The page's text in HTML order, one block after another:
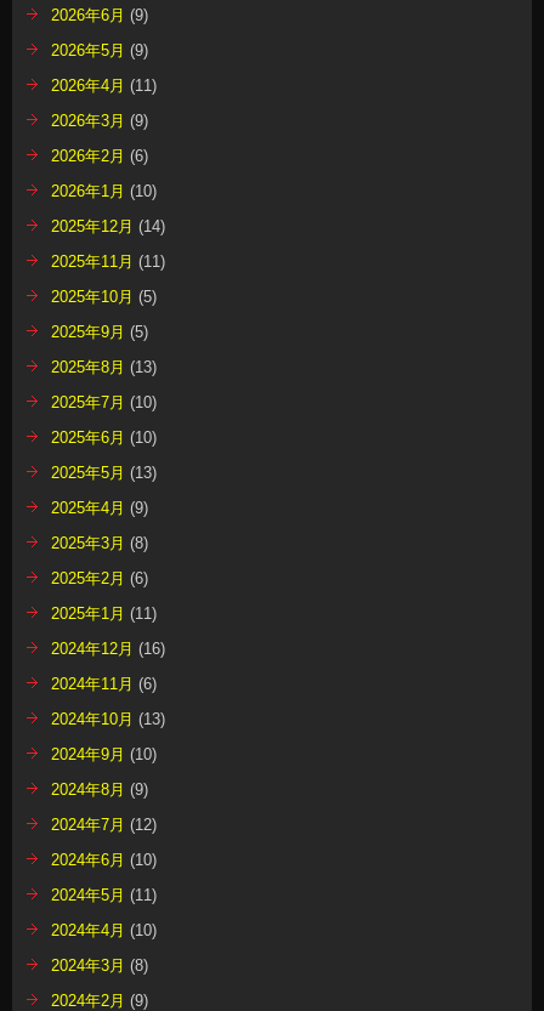
2026年6月 (9)
2026年5月 (9)
2026年4月 (11)
2026年3月 (9)
2026年2月 (6)
2026年1月 (10)
2025年12月 (14)
2025年11月 (11)
2025年10月 (5)
2025年9月 (5)
2025年8月 (13)
2025年7月 (10)
2025年6月 (10)
2025年5月 (13)
2025年4月 (9)
2025年3月 (8)
2025年2月 (6)
2025年1月 (11)
2024年12月 (16)
2024年11月 (6)
2024年10月 (13)
2024年9月 (10)
2024年8月 (9)
2024年7月 (12)
2024年6月 (10)
2024年5月 (11)
2024年4月 (10)
2024年3月 (8)
2024年2月 (9)